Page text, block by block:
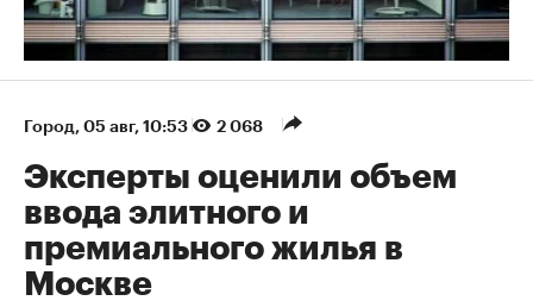
Город 05 авг, 10:53 2 068
Эксперты оценили объем
ввода элитного и
премиального жилья в
Москве